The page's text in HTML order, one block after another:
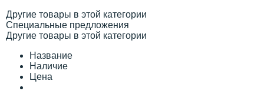
Другие товары в этой категории
Специальные предложения
Другие товары в этой категории
Название
Наличие
Цена